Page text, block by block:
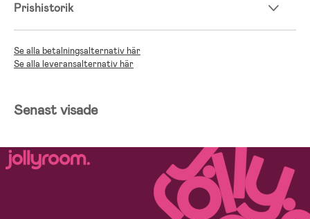
Prishistorik
Se alla betalningsalternativ här
Se alla leveransalternativ här
Senast visade